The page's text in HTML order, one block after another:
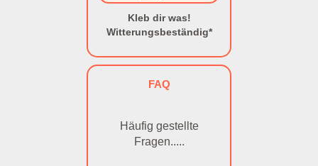
Kleb dir was!
Witterungsbeständig*
FAQ
Häufig gestellte
Fragen.....